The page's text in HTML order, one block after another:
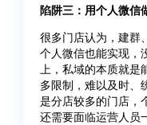
陷阱三：用个人微信
很多门店认为，建群
个人微信也能实现，
上，私域的本质就
多限制，难以及时、
是分店较多的门店，
还需要面临运营人员